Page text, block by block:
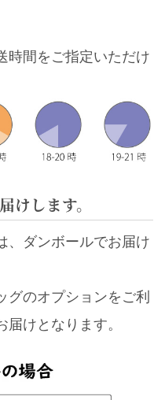
時間をご指定いただけ
けします。
、ダンボールでお届け
のオプションをご利
けとなります。